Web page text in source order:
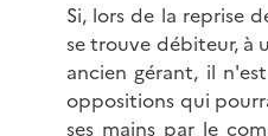
Si, lors de la reprise
se trouve débiteur, à
ancien gérant, il
oppositions qui
ses mains par le